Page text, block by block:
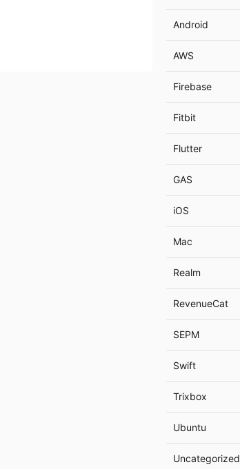
Android
AWS
Firebase
Fitbit
Flutter
GAS
iOS
Mac
Realm
RevenueCat
SEPM
Swift
Trixbox
Ubuntu
Uncategorized